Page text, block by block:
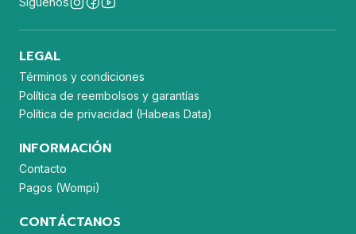
LEGAL
Términos y condiciones
Política de reembolsos y garantías
Política de privacidad (Habeas Data)
INFORMACIÓN
Contacto
Pagos (Wompi)
CONTÁCTANOS